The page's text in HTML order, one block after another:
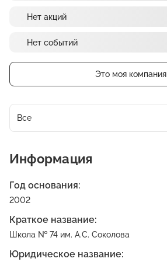
Нет акций
Нет событий
Это моя компания
Все
Информация
Год основания:
2002
Краткое название:
Школа № 74 им. А.С. Соколова
Юридическое название: